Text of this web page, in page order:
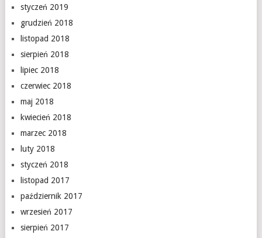
styczeń 2019
grudzień 2018
listopad 2018
sierpień 2018
lipiec 2018
czerwiec 2018
maj 2018
kwiecień 2018
marzec 2018
luty 2018
styczeń 2018
listopad 2017
październik 2017
wrzesień 2017
sierpień 2017